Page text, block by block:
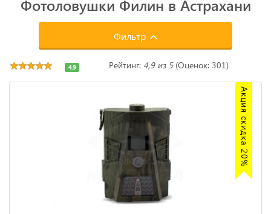
Фотоловушки Филин в Астрахани
Фильтр
Акция скидка 20%
4.9 Рейтинг: 4,9 из 5(Оценок: 301)